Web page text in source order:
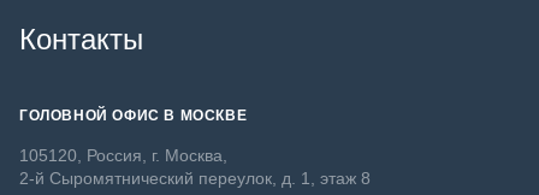
Контакты
ГОЛОВНОЙ ОФИС В МОСКВЕ
105120, Россия, г. Москва,
2-й Сыромятнический переулок, д. 1, этаж 8